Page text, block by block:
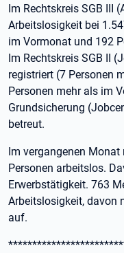
Im Rechtskreis SGB III
Arbeitslosigkeit bei
im Vormonat und 192
Im Rechtskreis SGB II
registriert (7 Personen
Personen mehr als im
Grundsicherung
betreut.
Im vergangenen
Personen arbeitslos.
Erwerbstätigkeit. 763
Arbeitslosigkeit, davon
auf.